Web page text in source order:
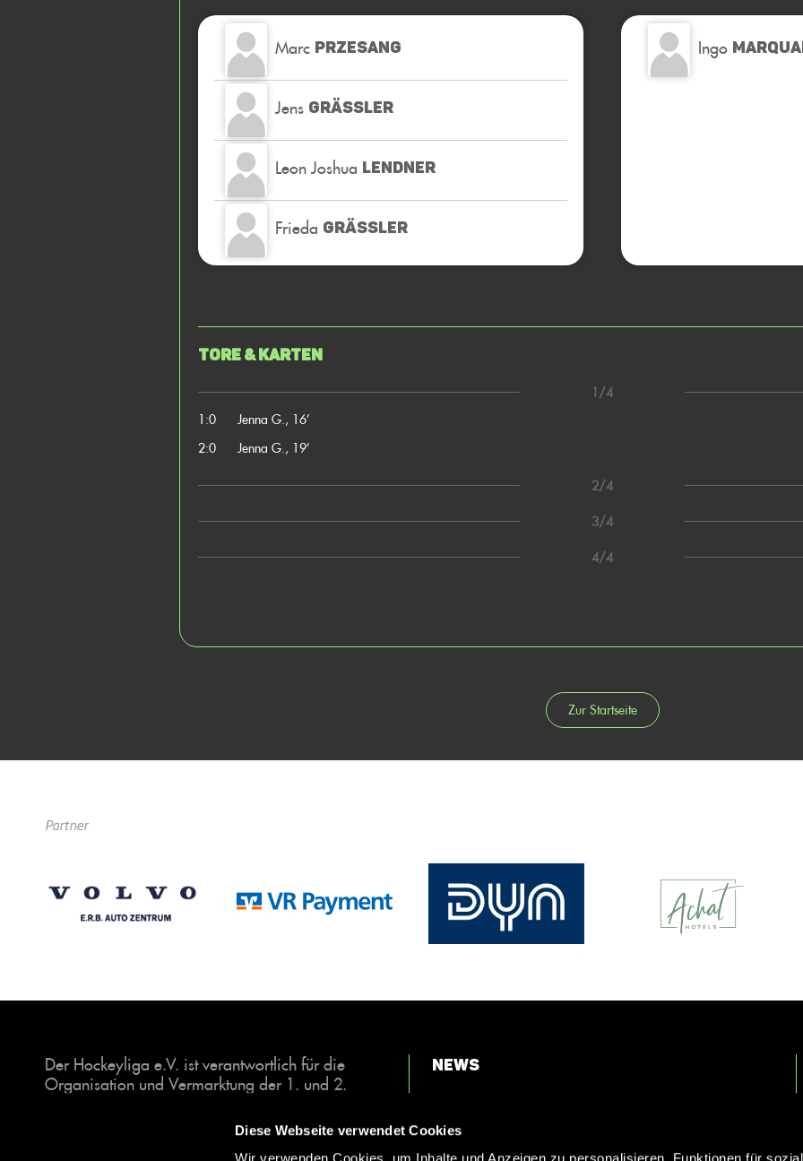
Diese Webseite verwendet Cookies
Marc PRZESANG
Jens GRÄSSLER
Leon Joshua LENDNER
Frieda GRÄSSLER
Ingo
Tore & Karten
1/4
1:0
Jenna G., 16’
2:0
Jenna G., 19’
2/4
3/4
4/4
Zur Startseite
Partner
Der Hockeyliga e.V. ist verantwortlich für die
Organisation und Vermarktung der 1. und 2.
Halle. Insgesamt sind über 60 Vereine unter dem
Dach der Hockeyliga organisiert, sowohl im
News
Kontakt